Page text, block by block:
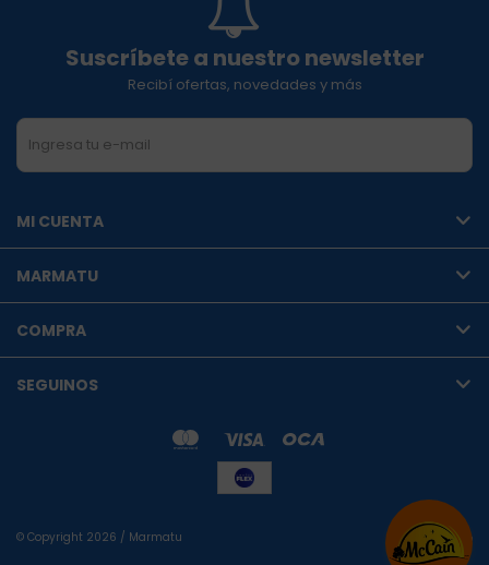
Suscríbete a nuestro newsletter
Recibí ofertas, novedades y más
MI CUENTA
MARMATU
COMPRA
SEGUINOS
© Copyright 2026 / Marmatu